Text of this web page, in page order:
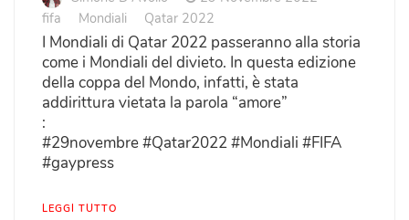
fifa
Mondiali Qatar 2022
I Mondiali di Qatar 2022 passeranno alla storia
come i Mondiali del divieto. In questa edizione
della coppa del Mondo, infatti, è stata
addirittura vietata la parola “amore”
:
#29novembre #Qatar2022 #Mondiali #FIFA
#gaypress
LEGGI TUTTO